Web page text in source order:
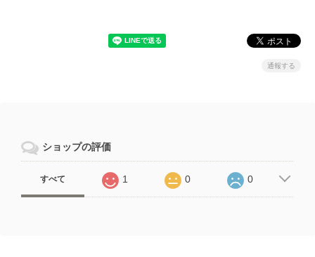
通報する
ショップの評価
すべて 1 0 0